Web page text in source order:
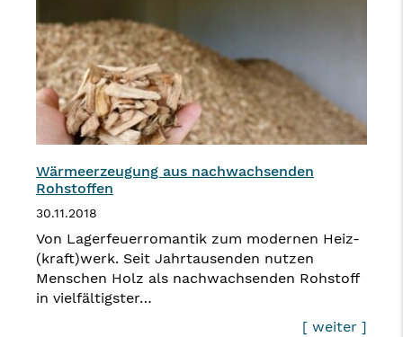
Wärmeerzeugung aus nachwachsenden
Rohstoffen
30.11.2018
Von Lagerfeuerromantik zum modernen Heiz-
(kraft)werk. Seit Jahrtausenden nutzen
Menschen Holz als nachwachsenden Rohstoff
in vielfältigster…
[ weiter ]